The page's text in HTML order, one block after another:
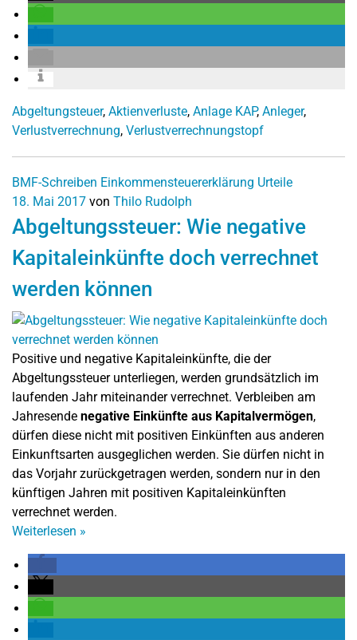
Abgeltungsteuer, Aktienverluste, Anlage KAP, Anleger,
Verlustverrechnung, Verlustverrechnungstopf
BMF-Schreiben Einkommensteuererklärung Urteile
18. Mai 2017 von Thilo Rudolph
Abgeltungssteuer: Wie negative
Kapitaleinkünfte doch verrechnet
werden können
Positive und negative Kapitaleinkünfte, die der
Abgeltungssteuer unterliegen, werden grundsätzlich im
laufenden Jahr miteinander verrechnet. Verbleiben am
Jahresende negative Einkünfte aus Kapitalvermögen,
dürfen diese nicht mit positiven Einkünften aus anderen
Einkunftsarten ausgeglichen werden. Sie dürfen nicht in
das Vorjahr zurückgetragen werden, sondern nur in den
künftigen Jahren mit positiven Kapitaleinkünften
verrechnet werden.
Weiterlesen »